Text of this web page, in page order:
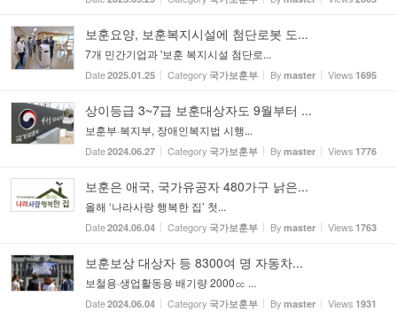
보훈요양, 보훈복지시설에 첨단로봇 도...
7개 민간기업과 '보훈 복지시설 첨단로...
Date2025.01.25 Category 국가보훈부 By master Views 1695
상이등급 3~7급 보훈대상자도 9월부터 ...
보훈부·복지부, 장애인복지법 시행...
Date2024.06.27 Category 국가보훈부 By master Views 1776
보훈은 애국, 국가유공자 480가구 낡은...
올해 ‘나라사랑 행복한 집’ 첫...
Date2024.06.04 Category 국가보훈부 By master Views 1763
보훈보상 대상자 등 8300여 명 자동차...
보철용·생업활동용 배기량 2000㏄ ...
Date2024.06.04 Category 국가보훈부 By master Views 1931